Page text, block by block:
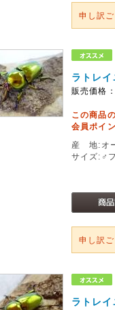
申し訳
ラトレ
販売価格
この商品
会員ポイ
産 地:オ
サイズ:♂
申し訳
ラトレ